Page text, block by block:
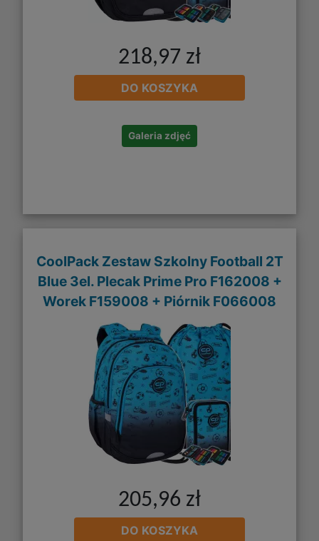
218,97 zł
DO KOSZYKA
Galeria zdjęć
CoolPack Zestaw Szkolny Football 2T
Blue 3el. Plecak Prime Pro F162008 +
Worek F159008 + Piórnik F066008
205,96 zł
DO KOSZYKA